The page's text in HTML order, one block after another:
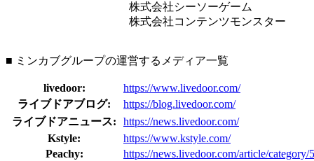
株式会社シーソーゲーム
株式会社コンテンツモンスター
■ ミンカブグループの運営するメディア一覧
livedoor:
https://www.livedoor.com/
ライブドアブログ:
https://blog.livedoor.com/
ライブドアニュース:
https://news.livedoor.com/
Kstyle:
https://www.kstyle.com/
Peachy:
https://news.livedoor.com/article/category/